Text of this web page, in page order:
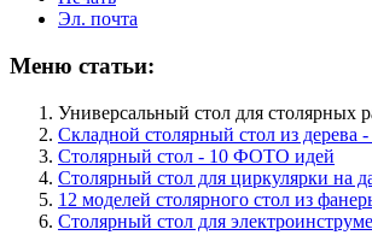
Эл. почта
Меню статьи:
Универсальный стол для столярных
Складной столярный стол из дерева
Столярный стол - 10 ФОТО идей
Столярный стол для циркулярки на
12 моделей столярного стол из
Столярный стол для